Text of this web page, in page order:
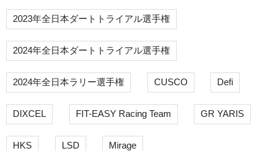
2023年全日本ダートトライアル選手権
2024年全日本ダートトライアル選手権
2024年全日本ラリー選手権 CUSCO Defi
DIXCEL FIT-EASY Racing Team GR YARIS
HKS LSD Mirage